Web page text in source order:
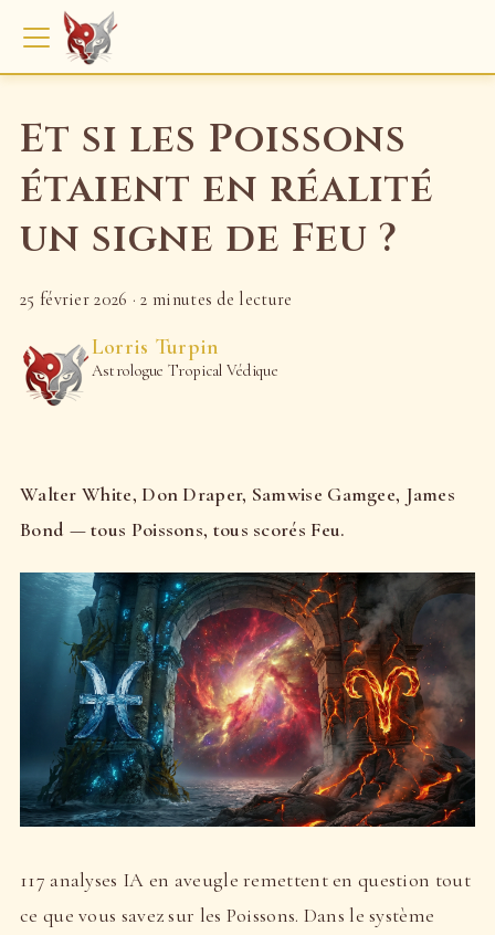
Et si les Poissons
étaient en réalité
un signe de Feu ?
25 février 2026 ·2 minutes de lecture
Lorris Turpin
Astrologue Tropical Védique
Walter White, Don Draper, Samwise Gamgee, James
Bond — tous Poissons, tous scorés Feu.
117 analyses IA en aveugle remettent en question tout
ce que vous savez sur les Poissons. Dans le système